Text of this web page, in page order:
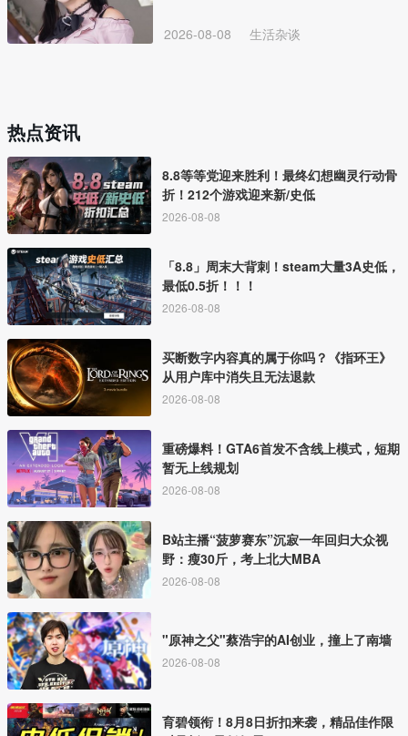
2026-08-08 生活杂谈
热点资讯
8.8等等党迎来胜利！最终幻想幽灵行动骨
折！212个游戏迎来新/史低
2026-08-08
「8.8」周末大背刺！steam大量3A史低，
最低0.5折！！！
2026-08-08
买断数字内容真的属于你吗？《指环王》
从用户库中消失且无法退款
2026-08-08
重磅爆料！GTA6首发不含线上模式，短期
暂无上线规划
2026-08-08
B站主播“菠萝赛东”沉寂一年回归大众视
野：瘦30斤，考上北大MBA
2026-08-08
"原神之父"蔡浩宇的AI创业，撞上了南墙
2026-08-08
育碧领衔！8月8日折扣来袭，精品佳作限